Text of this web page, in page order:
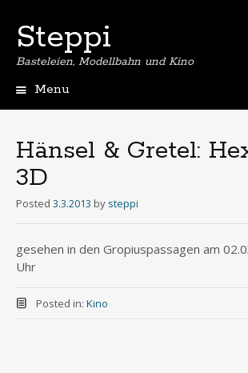
Steppi
Basteleien, Modellbahn und Kino
Menu
Hänsel & Gretel:
3D
Posted 3.3.2013 by steppi
gesehen in den Gropiuspassagen am
Uhr
Posted in: Kino